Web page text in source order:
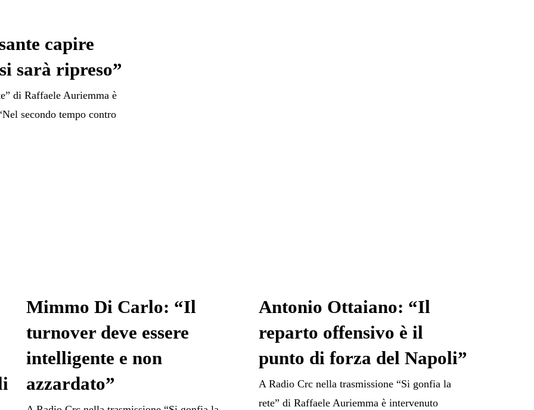
capire
sarà ripreso”
di Raffaele Auriemma è
secondo tempo contro
Mimmo Di Carlo: “Il
turnover deve essere
intelligente e non
azzardato”
Antonio Ottaiano: “Il
reparto offensivo è il
punto di forza del Napoli”
A Radio Crc nella trasmissione “Si gonfia la
rete” di Raffaele Auriemma è intervenuto